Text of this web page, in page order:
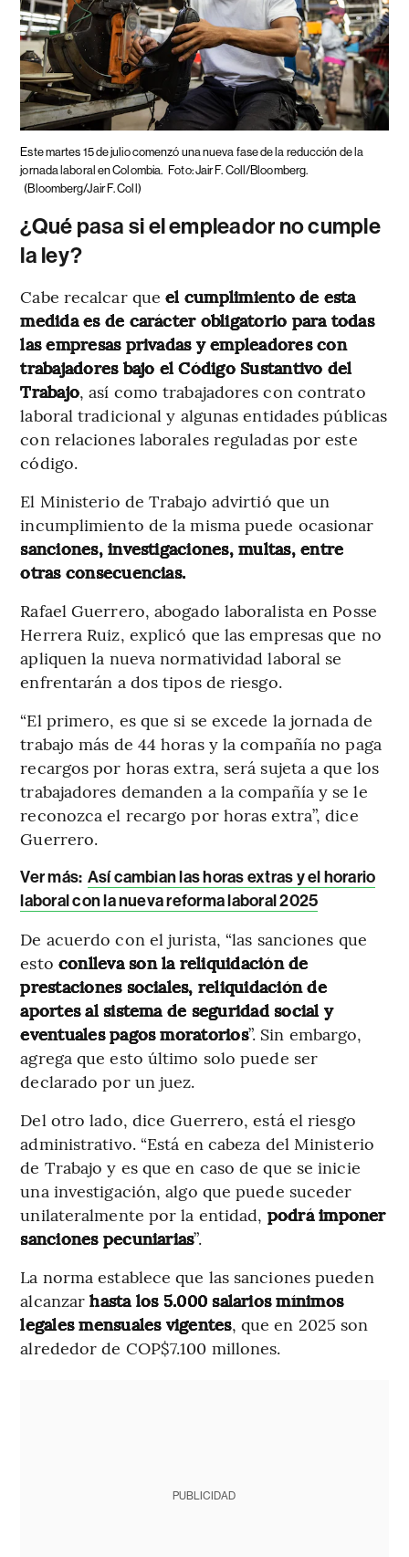
Este martes 15 de julio comenzó una nueva fase de la reducción de la
jornada laboral en Colombia. Foto: Jair F. Coll/Bloomberg.
(Bloomberg/Jair F. Coll)
¿Qué pasa si el empleador no cumple
la ley?
Cabe recalcar queel cumplimiento de esta
medida es de carácter obligatorio para todas
las empresas privadas y empleadores con
trabajadores bajo el Código Sustantivo del
Trabajo, así como trabajadores con contrato
laboral tradicional y algunas entidades públicas
con relaciones laborales reguladas por este
código.
El Ministerio de Trabajo advirtió que un
incumplimiento de la misma puede ocasionar
sanciones, investigaciones, multas, entre
otras consecuencias.
Rafael Guerrero, abogado laboralista en Posse
Herrera Ruiz, explicó que las empresas que no
apliquen la nueva normatividad laboral se
enfrentarán a dos tipos de riesgo.
“El primero, es que si se excede la jornada de
trabajo más de 44 horas y la compañía no paga
recargos por horas extra, será sujeta a que los
trabajadores demanden a la compañía y se le
reconozca el recargo por horas extra”, dice
Guerrero.
Ver más: Así cambian las horas extras y el horario
laboral con la nueva reforma laboral 2025
De acuerdo con el jurista, “las sanciones que
esto conlleva son la reliquidación de
prestaciones sociales, reliquidación de
aportes al sistema de seguridad social y
eventuales pagos moratorios”. Sin embargo,
agrega que esto último solo puede ser
declarado por un juez.
Del otro lado, dice Guerrero, está el riesgo
administrativo. “Está en cabeza del Ministerio
de Trabajo y es que en caso de que se inicie
una investigación, algo que puede suceder
unilateralmente por la entidad, podrá imponer
sanciones pecuniarias”.
La norma establece que las sanciones pueden
alcanzar hasta los 5.000 salarios mínimos
legales mensuales vigentes, que en 2025 son
alrededor de COP$7.100 millones.
PUBLICIDAD